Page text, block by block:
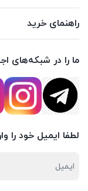
راهنمای خرید
ما را در شبکه‌های
لطفا ایمیل خود را